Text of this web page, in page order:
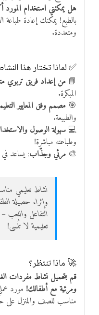
هل يمكنني استخدام المورد
بالطبع! يمكنك إعادة طباعة
ومتعددة.
✅ لماذا تختار هذا
📘 من إعداد فريق
المبكرة.
🎯 مصمم وفق المعايير
والطبيعة.
💻سهولة الوصول
وطباعته مباشرة!
🎨 مرئي وجذّاب: يساعد في
نشاط تعليمي
وإثراء حصيلة
التفاعل واللعب
تعليمية لا تُنسى!
🚀 ماذا تنتظر؟
قم بتحميل نشاط مفردات
ومرئية مع أطفالك! مورد
مناسب للصف والمنزل على